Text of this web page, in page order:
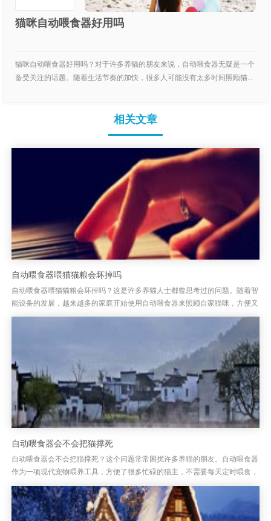
猫咪自动喂食器好用吗
猫咪自动喂食器好用吗？对于许多养猫的朋友来说，自动喂食器无疑是一个
备受关注的话题。随着生活节奏的加快，很多人可能没有太多时间照顾猫...
相关文章
自动喂食器喂猫猫粮会坏掉吗
自动喂食器喂猫猫粮会坏掉吗？这是许多养猫人士都曾思考过的问题。随着智
能设备的发展，越来越多的家庭开始使用自动喂食器来照顾自家猫咪，方便又
省时。但有些人担心，自动喂食器在喂猫猫粮时，会不会让猫粮变坏？这...
自动喂食器会不会把猫撑死
自动喂食器会不会把猫撑死？这个问题常常困扰许多养猫的朋友。自动喂食器
作为一项现代宠物喂养工具，方便了很多忙碌的猫主，不需要每天定时喂食，
猫咪也能定时进食。但是，关于自动喂食器是否会导致猫咪暴食甚至撑死...